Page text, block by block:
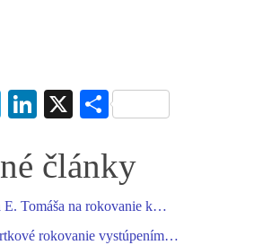
Te
gr
m
Li
ed
X S
re
články
E. Tomáša na rokovanie k…
rokovanie vystúpením…